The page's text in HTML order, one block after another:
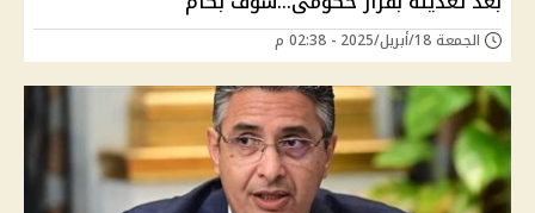
الجمعة 18/أبريل/2025 - 02:38 م